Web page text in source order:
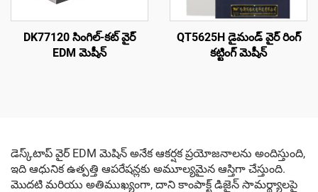
DK77120 సింగిల్-కట్ వైర్
EDM మెషీన్
QT5625H డైమండ్ వైర్ రింగ్
కట్టింగ్ మెషీన్
డెస్క్‌టాప్ వైర్ EDM మెషిన్ అనేక ఆకర్షక ప్రయోజనాలను అందిస్తుంది,
ఇది ఆధునిక ఉత్పత్తి ఆపరేషన్లకు అమూల్యమైన ఆస్తిగా చేస్తుంది.
మొదటి మరియు అతిముఖ్యంగా, దాని కాంపాక్ట్ డిజైన్ సామర్థ్యాలపై